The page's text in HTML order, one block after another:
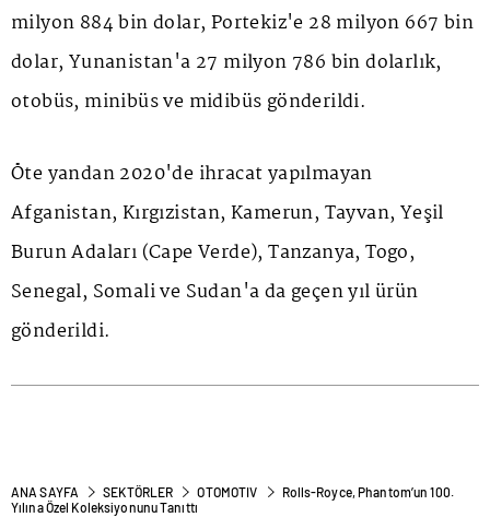
milyon 884 bin dolar, Portekiz'e 28 milyon 667 bin
dolar, Yunanistan'a 27 milyon 786 bin dolarlık,
otobüs, minibüs ve midibüs gönderildi.
Öte yandan 2020'de ihracat yapılmayan
Afganistan, Kırgızistan, Kamerun, Tayvan, Yeşil
Burun Adaları (Cape Verde), Tanzanya, Togo,
Senegal, Somali ve Sudan'a da geçen yıl ürün
gönderildi.
ANA SAYFA SEKTÖRLER OTOMOTIV
Rolls-Royce, Phantom’un 100.
Yılına Özel Koleksiyonunu Tanıttı